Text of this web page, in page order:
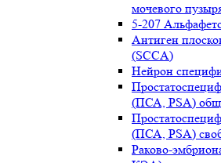
мочевого
5-207
Антиген
(SCCA)
Нейрон
(ПСА, PSA)
(ПСА, PSA)
Раково-